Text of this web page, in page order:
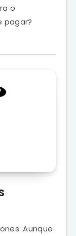
o
pagar?
Aunque